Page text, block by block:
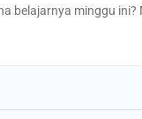
belajarnya minggu ini?